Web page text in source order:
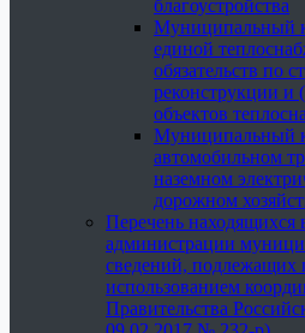
благоустройства
Муниципальный
единой
обязательств по
реконструкции и
объектов
Муниципальный
автомобильном
наземном
дорожном
Перечень находящихся
администрации
сведений, подлежащих
использованием
Правительства